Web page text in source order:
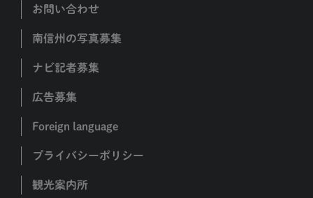
お問い合わせ
南信州の写真募集
ナビ記者募集
広告募集
Foreign language
プライバシーポリシー
観光案内所